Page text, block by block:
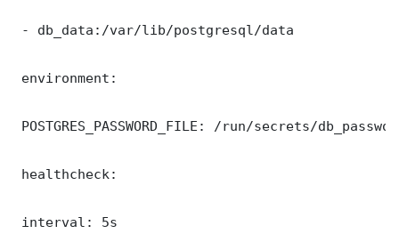
- db_data:/var/lib/postgresql/data
environment:
POSTGRES_PASSWORD_FILE: /run/secrets/
healthcheck:
interval: 5s